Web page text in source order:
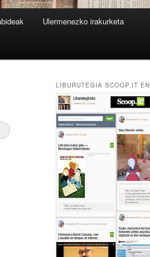
Ulermenezko irakurketa
LIBURUTEGIA SCOOP.IT EN